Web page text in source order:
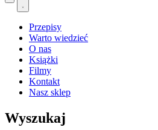
Przepisy
Warto wiedzieć
O nas
Książki
Filmy
Kontakt
Nasz sklep
Wyszukaj